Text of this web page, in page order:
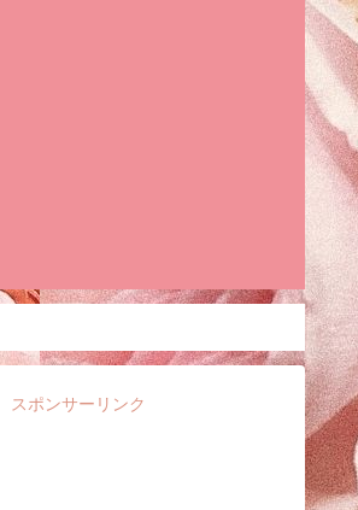
スポンサーリンク